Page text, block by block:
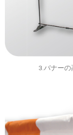
3.バナーの